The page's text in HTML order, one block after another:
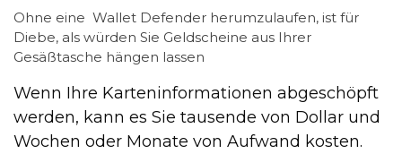
Ohne eine Wallet Defender herumzulaufen, ist für
Diebe, als würden Sie Geldscheine aus Ihrer
Gesäßtasche hängen lassen
Wenn Ihre Karteninformationen abgeschöpft
werden, kann es Sie tausende von Dollar und
Wochen oder Monate von Aufwand kosten.